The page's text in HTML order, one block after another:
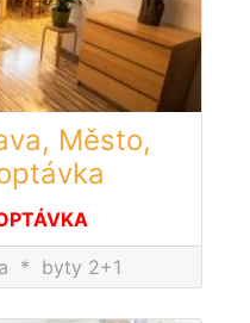
Město,
* byty 2+1